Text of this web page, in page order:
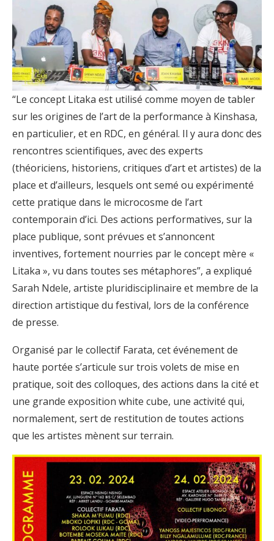
“Le concept Litaka est utilisé comme moyen de tabler
sur les origines de l’art de la performance à Kinshasa,
en particulier, et en RDC, en général. Il y aura donc des
rencontres scientifiques, avec des experts
(théoriciens, historiens, critiques d’art et artistes) de la
place et d’ailleurs, lesquels ont semé ou expérimenté
cette pratique dans le microcosme de l’art
contemporain d’ici. Des actions performatives, sur la
place publique, sont prévues et s’annoncent
inventives, fortement nourries par le concept mère «
Litaka », vu dans toutes ses métaphores”, a expliqué
Sarah Ndele, artiste pluridisciplinaire et membre de la
direction artistique du festival, lors de la conférence
de presse.
Organisé par le collectif Farata, cet événement de
haute portée s’articule sur trois volets de mise en
pratique, soit des colloques, des actions dans la cité et
une grande exposition white cube, une activité qui,
normalement, sert de restitution de toutes actions
que les artistes mènent sur terrain.